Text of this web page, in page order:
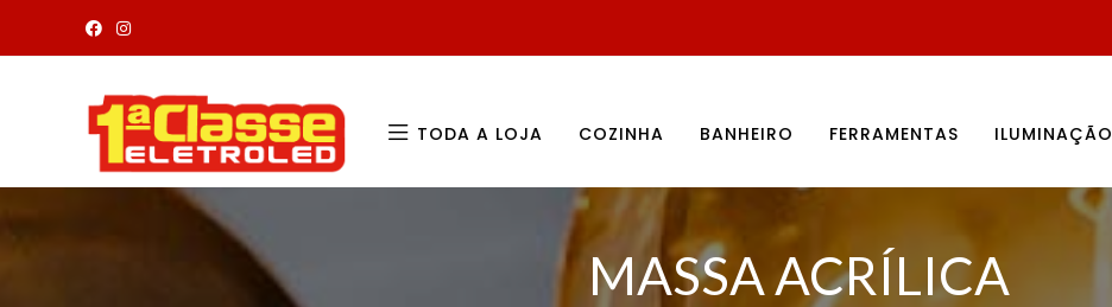
TODA A LOJA COZINHA BANHEIRO FERRAMENTAS ILUMINAÇÃO
MASSA ACRÍLICA